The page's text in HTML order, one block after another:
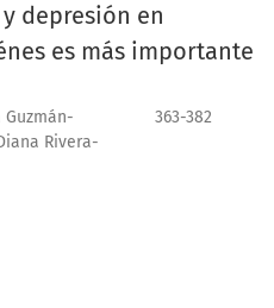
depresión en
es más importante
Rivera-
363-382